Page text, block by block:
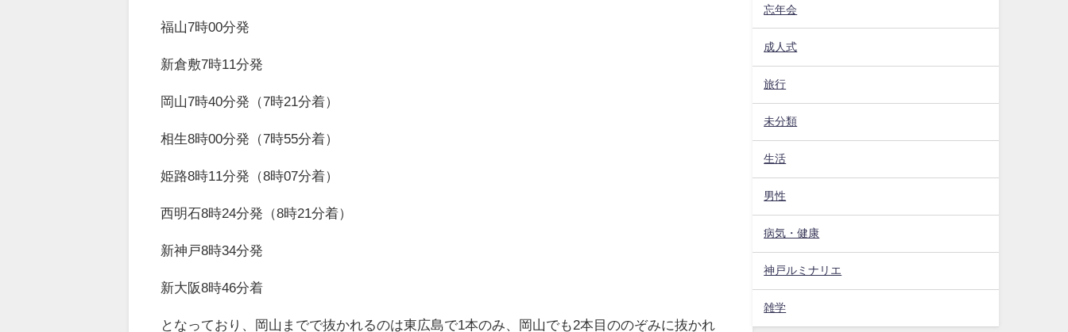
福山7時00分発
新倉敷7時11分発
岡山7時40分発（7時21分着）
相生8時00分発（7時55分着）
姫路8時11分発（8時07分着）
西明石8時24分発（8時21分着）
新神戸8時34分発
新大阪8時46分着
となっており、岡山までで抜かれるのは東広島で1本のみ、岡山でも2本目ののぞみに抜かれ
忘年会
成人式
旅行
未分類
生活
男性
病気・健康
神戸ルミナリエ
雑学